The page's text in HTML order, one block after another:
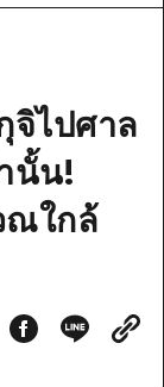
ม
ภาระ
จิไปศาล
นั้น!
ณใกล้